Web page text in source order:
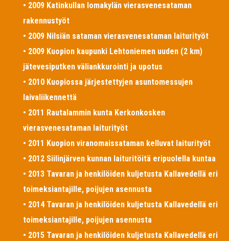
• 2009 Katinkullan lomakylän vierasvenesataman
rakennustyöt
• 2009 Nilsiän sataman vierasvenesataman laiturityöt
• 2009 Kuopion kaupunki Lehtoniemen uuden (2 km)
jätevesiputken väliankkurointi ja upotus
• 2010 Kuopiossa järjestettyjen asuntomessujen
laivaliikennettä
• 2011 Rautalammin kunta Kerkonkosken
vierasvenesataman laiturityöt
• 2011 Kuopion viranomaissataman kelluvat laiturityöt
• 2012 Siilinjärven kunnan laituritöitä eripuolella kuntaa
• 2013 Tavaran ja henkilöiden kuljetusta Kallavedellä eri
toimeksiantajille, poijujen asennusta
• 2014 Tavaran ja henkilöiden kuljetusta Kallavedellä eri
toimeksiantajille, poijujen asennusta
• 2015 Tavaran ja henkilöiden kuljetusta Kallavedellä eri